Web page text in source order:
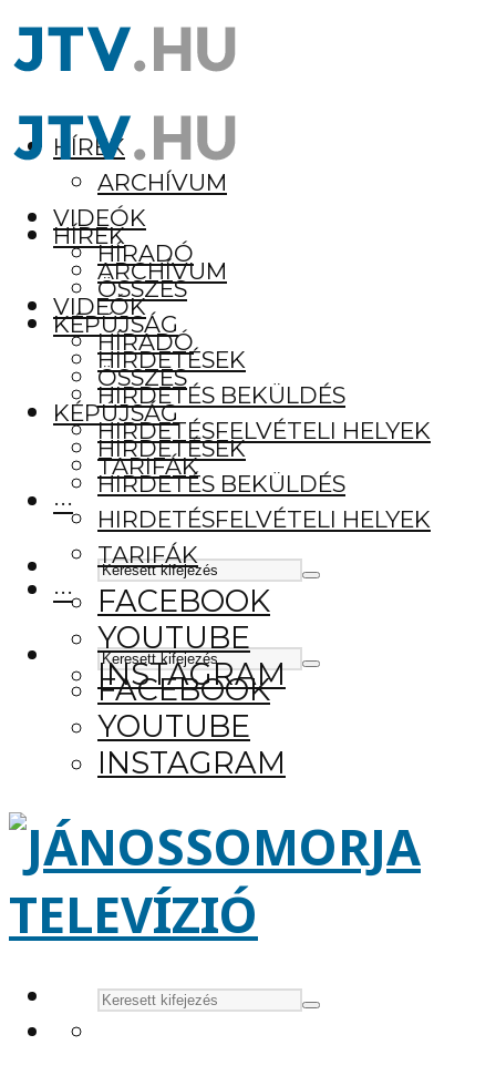
HÍREK
ARCHÍVUM
VIDEÓK
HÍRADÓ
ÖSSZES
KÉPÚJSÁG
HIRDETÉSEK
HIRDETÉS BEKÜLDÉS
HIRDETÉSFELVÉTELI HELYEK
TARIFÁK
···
FACEBOOK
YOUTUBE
INSTAGRAM
HÍREK
ARCHÍVUM
VIDEÓK
HÍRADÓ
ÖSSZES
KÉPÚJSÁG
HIRDETÉSEK
HIRDETÉS BEKÜLDÉS
HIRDETÉSFELVÉTELI HELYEK
TARIFÁK
···
FACEBOOK
YOUTUBE
INSTAGRAM